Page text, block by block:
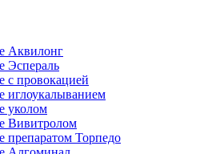
Аквилонг
Эспераль
с провокацией
иглоукалыванием
уколом
Вивитролом
препаратом Торпедо